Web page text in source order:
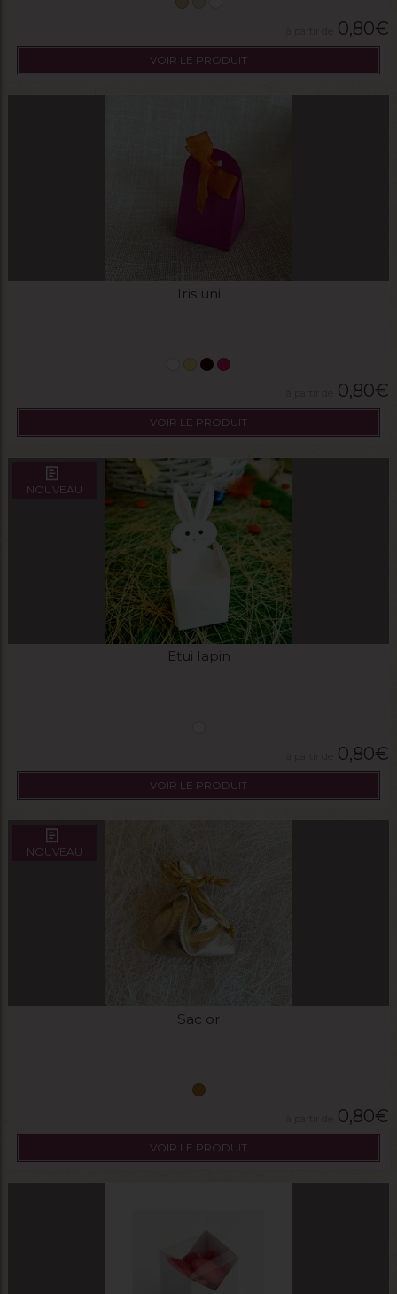
0,80€
VOIR LE PRODUIT
Iris uni
0,80€
VOIR LE PRODUIT
NOUVEAU
Etui lapin
0,80€
VOIR LE PRODUIT
NOUVEAU
Sac or
0,80€
VOIR LE PRODUIT